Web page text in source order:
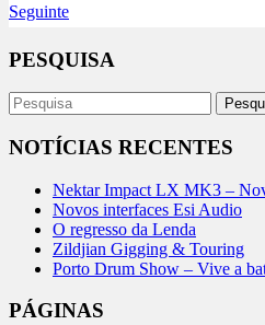
Seguinte
PESQUISA
NOTÍCIAS RECENTES
Nektar Impact LX MK3 –
Novos interfaces Esi Audio
O regresso da Lenda
Zildjian Gigging & Touring
Porto Drum Show – Vive a
PÁGINAS